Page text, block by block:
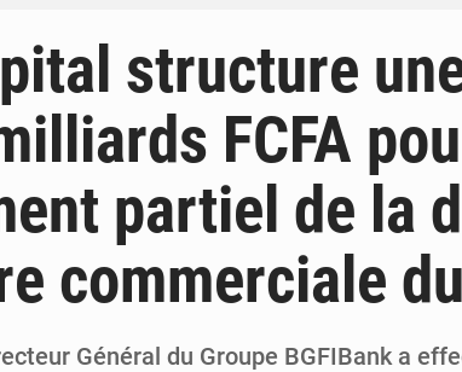
7 août 2026 Congo : la Grande foire agricole pour
7 août 2026 Congo-RDC : Brazzaville et Kinshasa renforcent leur
6 août 2026 Le Congo se dote d’un programme national pour
structure
FCFA
partiel de la
commerciale
Général du Groupe BGFIBank a